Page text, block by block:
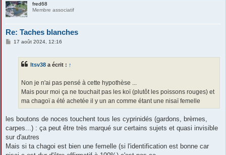
fred68
Membre associatif
Re: Taches blanches
M17 août 2024, 12:16
ltsv38 a écrit : ↑
Non je n'ai pas pensé à cette hypothèse ...
Mais pour moi ça ne touchait pas les koï (plutôt les poissons rouges) et
ma chagoï a été achetée il y un an comme étant une nisaï femelle
les boutons de noces touchent tous les cyprinidés (gardons, brèmes,
carpes...) : ça peut être très marqué sur certains sujets et quasi invisible
sur d'autres
Mais si ta chagoi est bien une femelle (si l'identification est bonne car